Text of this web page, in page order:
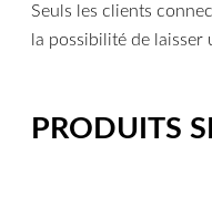
Seuls les clients
la possibilité de laisser
PRODUITS